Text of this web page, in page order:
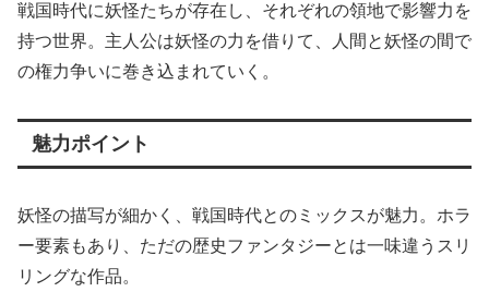
戦国時代に妖怪たちが存在し、それぞれの領地で影響力を
持つ世界。主人公は妖怪の力を借りて、人間と妖怪の間で
の権力争いに巻き込まれていく。
魅力ポイント
妖怪の描写が細かく、戦国時代とのミックスが魅力。ホラ
ー要素もあり、ただの歴史ファンタジーとは一味違うスリ
リングな作品。